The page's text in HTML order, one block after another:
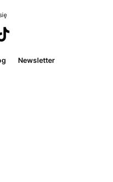
0. Zobacz szczegóły
Newsletter